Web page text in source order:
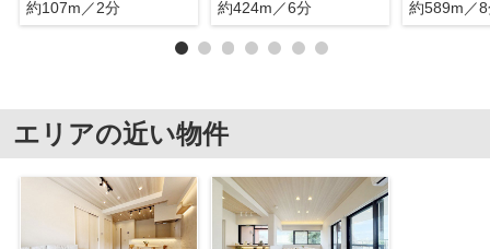
約107m／2分
約424m／6分
約589m／
エリアの近い物件